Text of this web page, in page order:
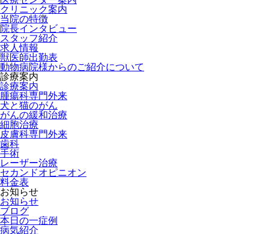
クリニック案内
当院の特徴
院長インタビュー
スタッフ紹介
求人情報
獣医師出勤表
動物病院様からのご紹介について
診療案内
診療案内
腫瘍科専門外来
犬と猫のがん
がんの緩和治療
細胞治療
皮膚科専門外来
歯科
手術
レーザー治療
セカンドオピニオン
料金表
お知らせ
お知らせ
ブログ
本日の一症例
病気紹介